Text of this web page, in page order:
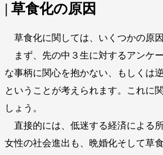
| 草食化の原因
草食化に関しては、いくつかの原因
まず、先の中３生に対するアンケ
な事柄に関心を抱かない、もしくは
ということが考えられます。これに
しょう。
直接的には、低迷する経済による
女性の社会進出も、晩婚化そして草